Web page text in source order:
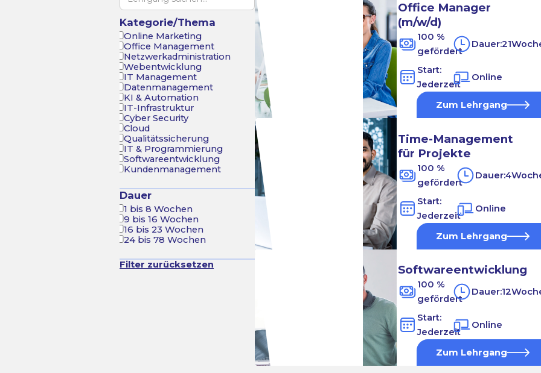
Kategorie/Thema
Online Marketing
Office Management
Netzwerkadministration
Webentwicklung
IT Management
Datenmanagement
KI & Automation
IT-Infrastruktur
Cyber Security
Cloud
Qualitätssicherung
IT & Programmierung
Softwareentwicklung
Kundenmanagement
Dauer
1 bis 8 Wochen
9 bis 16 Wochen
16 bis 23 Wochen
24 bis 78 Wochen
Filter zurücksetzen
Office Manager
(m/w/d)
100 %
gefördert
Dauer:21
Start:
Jederzeit
Online
Zum Lehrgang
Time-Management
für Projekte
100 %
gefördert
Dauer:4
Start:
Jederzeit
Online
Zum Lehrgang
Softwareentwicklung
100 %
gefördert
Dauer:12
Start:
Jederzeit
Online
Zum Lehrgang